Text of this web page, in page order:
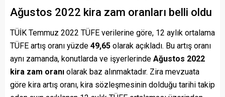
Ağustos 2022 kira zam oranları belli oldu
TÜİK Temmuz 2022 TÜFE verilerine göre, 12 aylık ortalama
TÜFE artış oranı yüzde 49,65 olarak açıkladı. Bu artış oranı
aynı zamanda, konutlarda ve işyerlerinde Ağustos 2022
kira zam oranı olarak baz alınmaktadır. Zira mevzuata
göre kira artış oranı, kira sözleşmesinin dolduğu tarihi takip